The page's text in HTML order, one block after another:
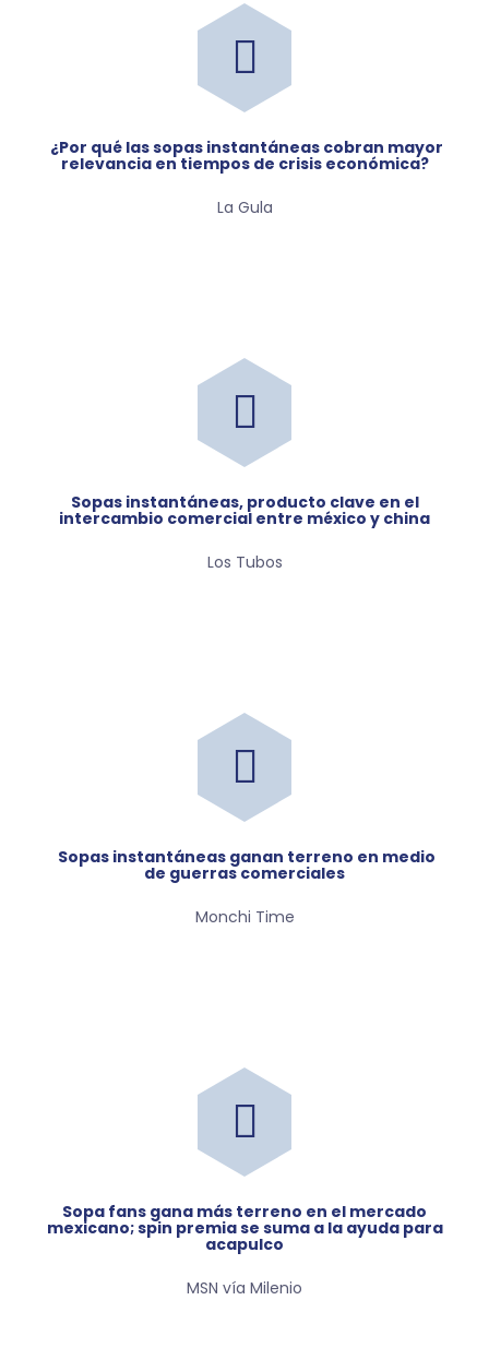
¿por qué las sopas instantáneas cobran mayor
relevancia en tiempos de crisis económica?
La Gula
sopas instantáneas, producto clave en el
intercambio comercial entre méxico y china
Los Tubos
sopas instantáneas ganan terreno en medio
de guerras comerciales
Monchi Time
sopa fans gana más terreno en el mercado
mexicano; spin premia se suma a la ayuda para
acapulco
MSN vía Milenio